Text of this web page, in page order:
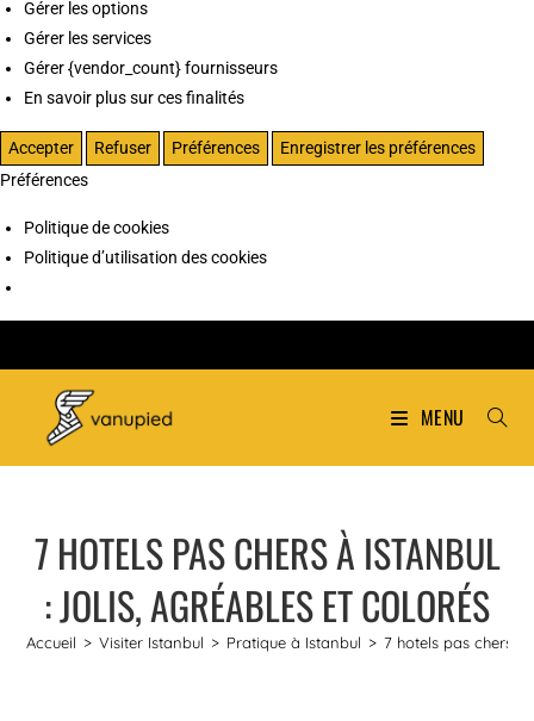
Gérer les options
Gérer les services
Gérer {vendor_count} fournisseurs
En savoir plus sur ces finalités
Accepter Refuser Préférences
Enregistrer les préférences
Préférences
Politique de cookies
Politique d’utilisation des cookies
MENU
7 HOTELS PAS CHERS À ISTANBUL
: JOLIS, AGRÉABLES ET COLORÉS
Accueil > Visiter Istanbul > Pratique à Istanbul > 7 hotels pas chers